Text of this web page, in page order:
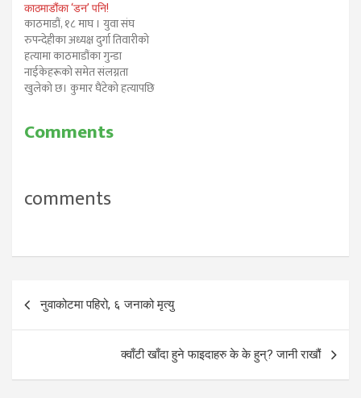
काठमाडौंका ‘डन’ पनि!
काठमाडौं, १८ माघ । युवा संघ
रुपन्देहीका अध्यक्ष दुर्गा तिवारीको
हत्यामा काठमाडौंका गुन्डा
नाईकेहरूको समेत संलग्नता
खुलेको छ। कुमार घैंटेको हत्यापछि
हत्यामा संलग्नता खुलेको उच्च प्रहरी
Comments
comments
Post
navigation
नुवाकोटमा पहिरो, ६ जनाको मृत्यु
क्वाँटी खाँदा हुने फाइदाहरु के के हुन्? जानी राखौं